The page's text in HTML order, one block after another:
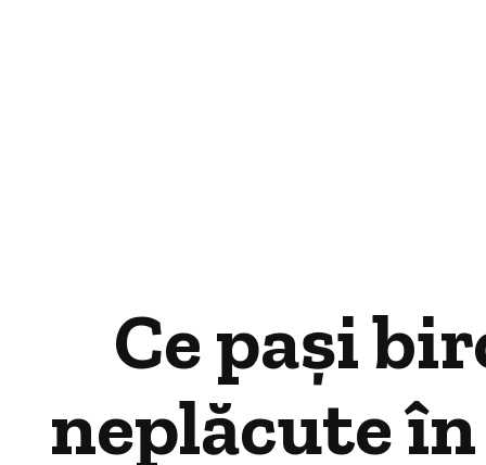
Ce pași
neplăcute